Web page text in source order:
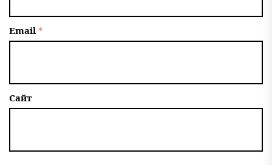
Email *
Сайт